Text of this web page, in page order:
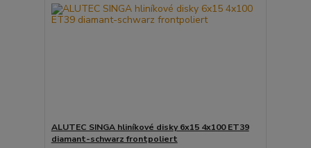
ALUTEC SINGA hliníkové disky 6x15 4x100 ET39
diamant-schwarz frontpoliert